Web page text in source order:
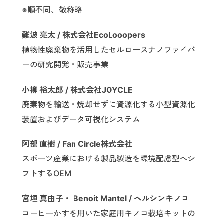
※順不同、敬称略
難波 亮太 / 株式会社EcoLooopers
植物性廃棄物を活用したセルロースナノファイバ
ーの研究開発・販売事業
小柳 裕太郎 / 株式会社JOYCLE
廃棄物を輸送・焼却せずに資源化する小型資源化
装置およびデータ可視化システム
阿部 直樹 / Fan Circle株式会社
スポーツ産業における製品製造を環境配慮型へシ
フトするOEM
宮垣 真由子・ Benoit Mantel / ヘルシンキノコ
コーヒーかすを用いた家庭用キノコ栽培キットの